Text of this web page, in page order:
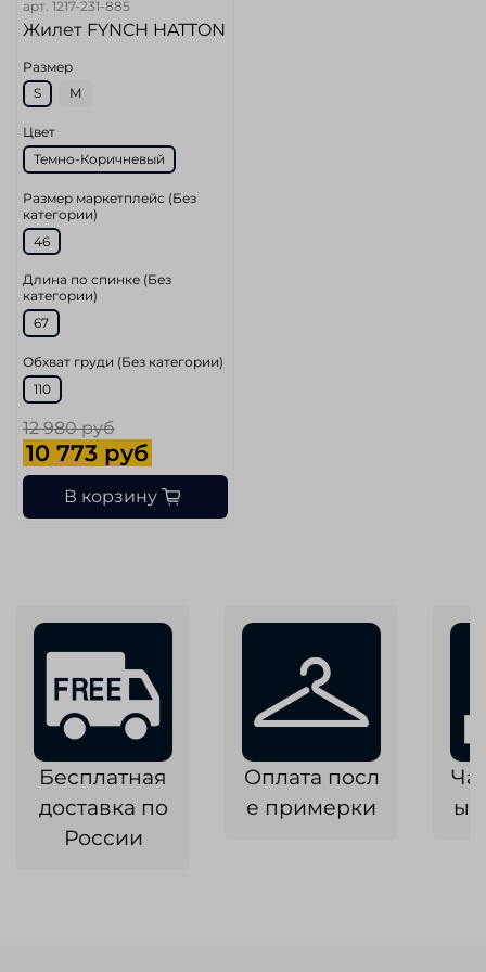
арт. 1217-231-885
Жилет FYNCH HATTON
Размер
S
M
Цвет
Темно-Коричневый
Размер маркетплейс (Без
категории)
46
Длина по спинке (Без
категории)
67
Обхват груди (Без категории)
110
12 980 руб
10 773 руб
В корзину
Бесплатная
доставка по
России
Оплата посл
е примерки